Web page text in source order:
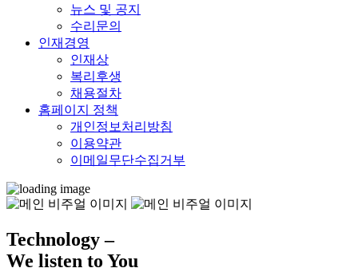
뉴스 및 공지
수리문의
인재경영
인재상
복리후생
채용절차
홈페이지 정책
개인정보처리방침
이용약관
이메일무단수집거부
Technology –
We listen to You